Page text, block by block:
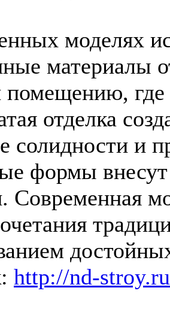
моделях
материалы
помещению, где
отделка
солидности и
формы
Современная
http://nd-stroy.ru